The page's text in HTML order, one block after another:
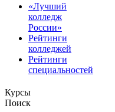
«Лучший
колледж
России»
Рейтинги
колледжей
Рейтинги
специальностей
Курсы
Поиск